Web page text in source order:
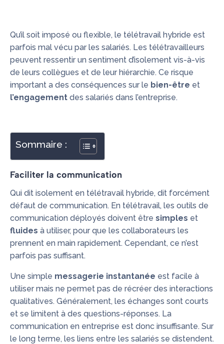
Qu’il soit imposé ou flexible, le télétravail hybride est
parfois mal vécu par les salariés. Les télétravailleurs
peuvent ressentir un sentiment d’isolement vis-à-vis
de leurs collègues et de leur hiérarchie. Ce risque
important a des conséquences sur le bien-être et
l’engagement des salariés dans l’entreprise.
Sommaire :
Faciliter la communication
Qui dit isolement en télétravail hybride, dit forcément
défaut de communication. En télétravail, les outils de
communication déployés doivent être simples et
fluides à utiliser, pour que les collaborateurs les
prennent en main rapidement. Cependant, ce n’est
parfois pas suffisant.
Une simple messagerie instantanée est facile à
utiliser mais ne permet pas de récréer des interactions
qualitatives. Généralement, les échanges sont courts
et se limitent à des questions-réponses. La
communication en entreprise est donc insuffisante. Sur
le long terme, les liens entre les salariés se distendent.